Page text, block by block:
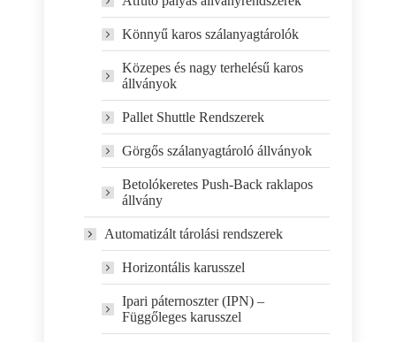
Könnyű karos szálanyagtárolók
Közepes és nagy terhelésű karos
állványok
Pallet Shuttle Rendszerek
Görgős szálanyagtároló állványok
Betolókeretes Push-Back raklapos
állvány
Automatizált tárolási rendszerek
Horizontális karusszel
Ipari páternoszter (IPN) –
Függőleges karusszel